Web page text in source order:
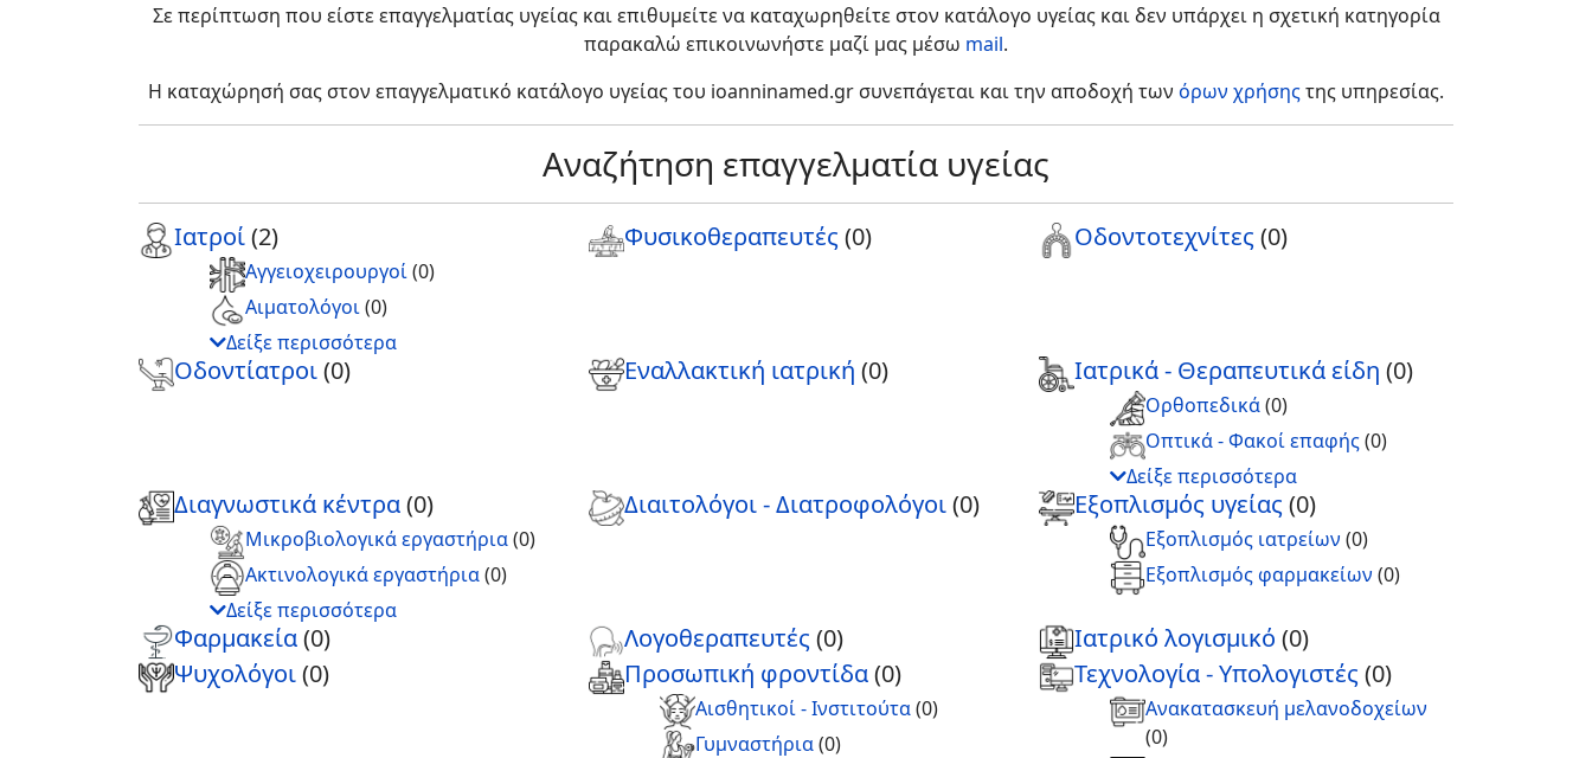
Σε περίπτωση που είστε επαγγελματίας υγείας και επιθυμείτε να καταχωρηθείτε στον κατάλογο υγείας και δεν υπάρχει η σχετική κατηγορία
παρακαλώ επικοινωνήστε μαζί μας μέσω mail.
Η καταχώρησή σας στον επαγγελματικό κατάλογο υγείας του ioanninamed.gr συνεπάγεται και την αποδοχή των όρων χρήσηςτης υπηρεσίας.
Αναζήτηση επαγγελματία υγείας
Ιατροί(2)
Αγγειοχειρουργοί(0)
Αιματολόγοι(0)
Δείξε περισσότερα
Φυσικοθεραπευτές (0) Οδοντοτεχνίτες (0)
Οδοντίατροι(0) Εναλλακτική ιατρική (0) Ιατρικά - Θεραπευτικά είδη (0)
Ορθοπεδικά(0)
Οπτικά - Φακοί επαφής(0)
Δείξε περισσότερα
Διαγνωστικά κέντρα(0)
Μικροβιολογικά εργαστήρια(0)
Ακτινολογικά εργαστήρια(0)
Δείξε περισσότερα
Διαιτολόγοι - Διατροφολόγοι(0) Εξοπλισμός υγείας (0)
Εξοπλισμός ιατρείων (0)
Εξοπλισμός φαρμακείων (0)
Φαρμακεία(0) Λογοθεραπευτές (0) Ιατρικό λογισμικό (0)
Ψυχολόγοι(0) Προσωπική φροντίδα(0)
Αισθητικοί - Ινστιτούτα(0)
Γυμναστήρια(0)
Τεχνολογία - Υπολογιστές (0)
Ανακατασκευή μελανοδοχείων
(0)